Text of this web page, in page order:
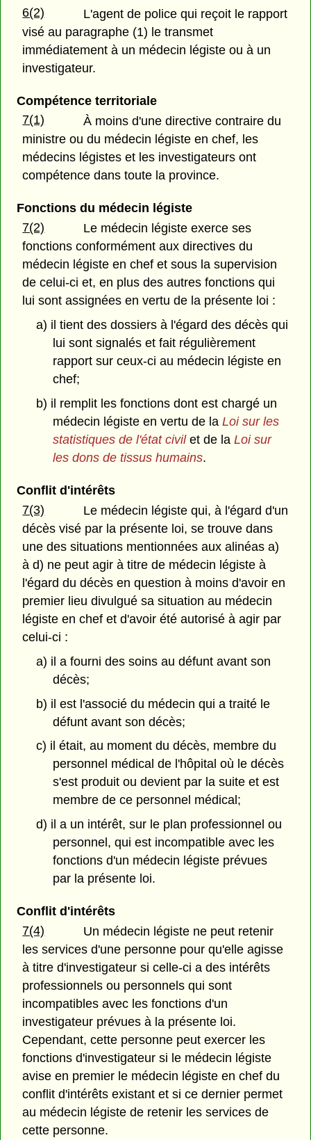
6(2)
L'agent de police qui reçoit le rapport
visé au paragraphe (1) le transmet
immédiatement à un médecin légiste ou à un
investigateur.
Compétence territoriale
7(1)
À moins d'une directive contraire du
ministre ou du médecin légiste en chef, les
médecins légistes et les investigateurs ont
compétence dans toute la province.
Fonctions du médecin légiste
7(2)
Le médecin légiste exerce ses
fonctions conformément aux directives du
médecin légiste en chef et sous la supervision
de celui-ci et, en plus des autres fonctions qui
lui sont assignées en vertu de la présente loi :
a) il tient des dossiers à l'égard des décès qui
lui sont signalés et fait régulièrement
rapport sur ceux-ci au médecin légiste en
chef;
b) il remplit les fonctions dont est chargé un
médecin légiste en vertu de laLoi sur les
statistiques de l'état civilet de laLoi sur
les dons de tissus humains.
Conflit d'intérêts
7(3)
Le médecin légiste qui, à l'égard d'un
décès visé par la présente loi, se trouve dans
une des situations mentionnées aux alinéas a)
à d) ne peut agir à titre de médecin légiste à
l'égard du décès en question à moins d'avoir en
premier lieu divulgué sa situation au médecin
légiste en chef et d'avoir été autorisé à agir par
celui-ci :
a) il a fourni des soins au défunt avant son
décès;
b) il est l'associé du médecin qui a traité le
défunt avant son décès;
c) il était, au moment du décès, membre du
personnel médical de l'hôpital où le décès
s'est produit ou devient par la suite et est
membre de ce personnel médical;
d) il a un intérêt, sur le plan professionnel ou
personnel, qui est incompatible avec les
fonctions d'un médecin légiste prévues
par la présente loi.
Conflit d'intérêts
7(4)
Un médecin légiste ne peut retenir
les services d'une personne pour qu'elle agisse
à titre d'investigateur si celle-ci a des intérêts
professionnels ou personnels qui sont
incompatibles avec les fonctions d'un
investigateur prévues à la présente loi.
Cependant, cette personne peut exercer les
fonctions d'investigateur si le médecin légiste
avise en premier le médecin légiste en chef du
conflit d'intérêts existant et si ce dernier permet
au médecin légiste de retenir les services de
cette personne.